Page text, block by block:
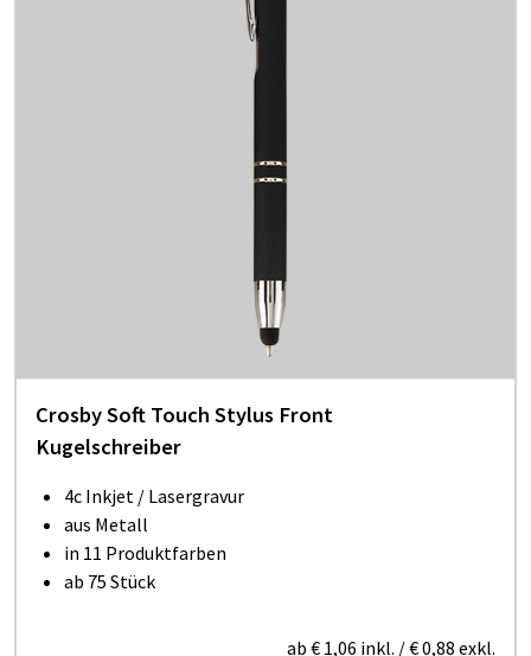
Crosby Soft Touch Stylus Front
Kugelschreiber
4c Inkjet / Lasergravur
aus Metall
in 11 Produktfarben
ab 75 Stück
ab € 1,06 inkl. /€ 0,88 exkl.